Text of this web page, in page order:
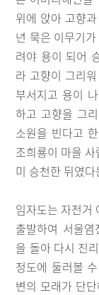
위에 앉아 고향
년 묵은 이무기
려야 용이 되어
라 고향이 그리
부서지고 용이
하고 고향을 그
소원을 빈다고
조희룡이 마을
미 승천한 뒤였
임자도는 자전거
출발하여 서울염
을 돌아 다시 진
정도에 둘러볼
변의 모래가 단